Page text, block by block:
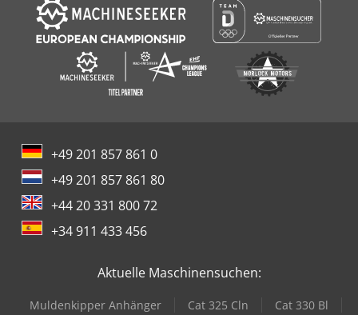
+49 201 857 861 0
+49 201 857 861 80
+44 20 331 800 72
+34 911 433 456
Aktuelle Maschinensuchen:
Muldenkipper Anhänger Cat 325 Cln
Cat 330 Bl